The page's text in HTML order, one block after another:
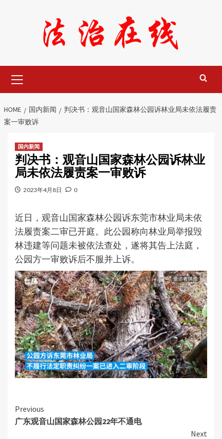
Menu
HOME 国内新闻
判决书：观音山国家森林公园诉林业局未依法履责
案一审败诉
国内新闻
判决书：观音山国家森林公园诉林业
局未依法履责案一审败诉
2023年4月8日 0
近日，观音山国家森林公园诉东莞市林业局未依
法履责案二审已开庭。此公园称向林业局举报毁
林违建等问题未被依法查处，遂将其告上法庭，
公园方一审败诉后不服并上诉。
Continue
Reading
Previous
广东观音山国家森林公园22年不通电
Next